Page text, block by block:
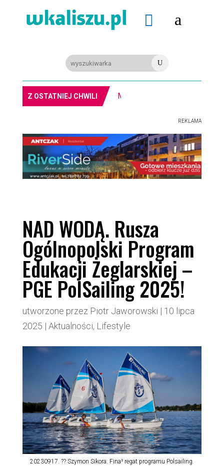
 a
U
Z OSTATNIEJ CHWILI
REKLAMA
NAD WODĄ. Rusza
Ogólnopolski Program
Edukacji Żeglarskiej –
PGE PolSailing 2025!
utworzone przez Piotr Jaworowski | 10 lipca
2025 | Aktualności, Lifestyle
20230917. ?? Szymon Sikora. Fina³ regat programu Polsailing.